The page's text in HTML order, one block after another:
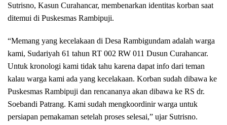
Sutrisno, Kasun Curahancar, membenarkan identitas korban saat
ditemui di Puskesmas Rambipuji.
“Memang yang kecelakaan di Desa Rambigundam adalah warga
kami, Sudariyah 61 tahun RT 002 RW 011 Dusun Curahancar.
Untuk kronologi kami tidak tahu karena dapat info dari teman
kalau warga kami ada yang kecelakaan. Korban sudah dibawa ke
Puskesmas Rambipuji dan rencananya akan dibawa ke RS dr.
Soebandi Patrang. Kami sudah mengkoordinir warga untuk
persiapan pemakaman setelah proses selesai,” ujar Sutrisno.